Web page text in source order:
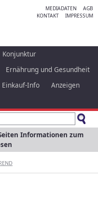
MEDIADATEN
AGB
KONTAKT
IMPRESSUM
Konjunktur
Ernährung und Gesundheit
Einkauf-Info
Anzeigen
Informationen zum